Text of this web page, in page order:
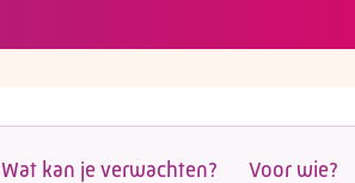
Wat kan je verwachten? Voor wie?